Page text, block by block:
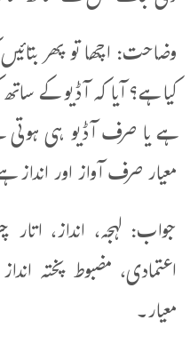
وضاحت: اچھا تو پھر
کیا ہے؟ آیا کہ آڈیو کے
ہے یا صرف آڈیو ہی ہوتی
معیار صرف آواز اور انداز
جواب: لہجہ، انداز،
اعتمادی، مضبوط پختہ
معیار۔